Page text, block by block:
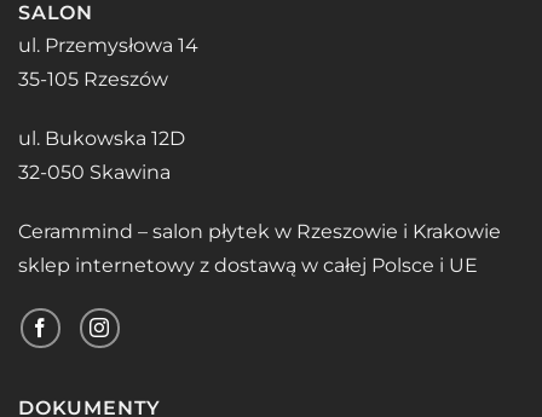
SALON
ul. Przemysłowa 14
35-105 Rzeszów
ul. Bukowska 12D
32-050 Skawina
Cerammind – salon płytek w Rzeszowie i Krakowie
sklep internetowy z dostawą w całej Polsce i UE
DOKUMENTY